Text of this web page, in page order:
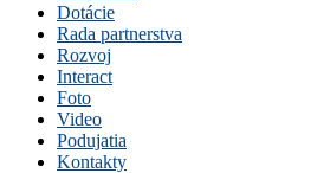
Dotácie
Rada partnerstva
Rozvoj
Interact
Foto
Video
Podujatia
Kontakty